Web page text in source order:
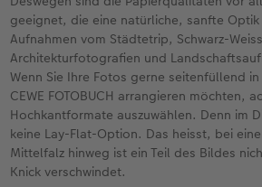
geeignet, die eine natürliche, sanfte
Aufnahmen vom Städtetrip, Schwarz-
Architekturfotografien und
Wenn Sie Ihre Fotos gerne seitenfüllend in
CEWE FOTOBUCH arrangieren möchten,
Hochkantformate auszuwählen. Denn im
keine Lay-Flat-Option. Das heisst, bei
Mittelfalz hinweg ist ein Teil des Bildes
Knick verschwindet.